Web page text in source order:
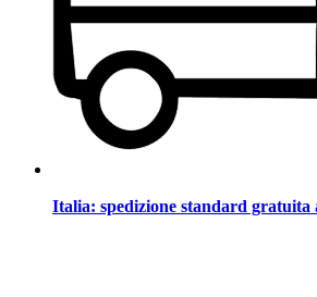
Italia: spedizione standard gratuita